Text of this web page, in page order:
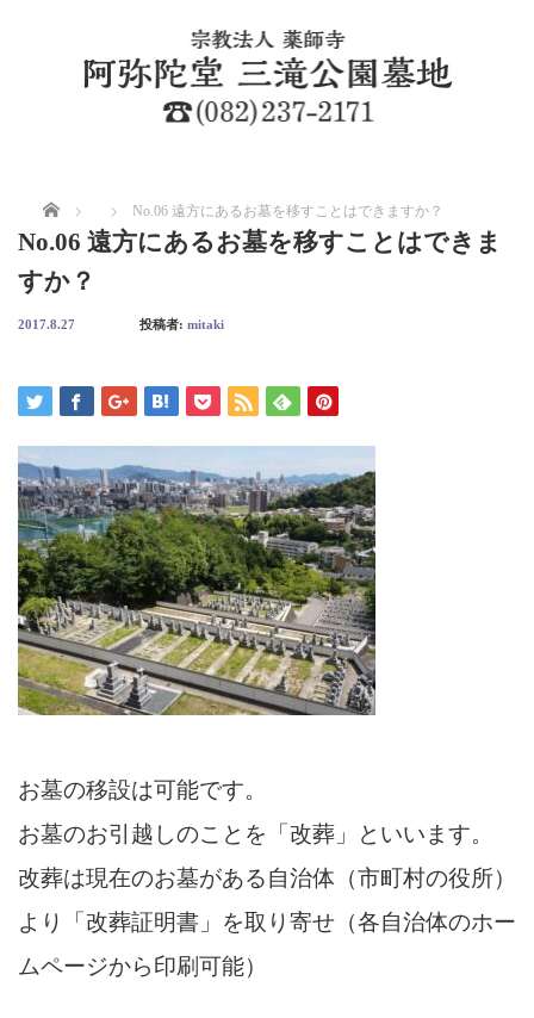
ホーム No.06 遠方にあるお墓を移すことはできますか？
No.06 遠方にあるお墓を移すことはできま
すか？
2017.8.27 投稿者: mitaki
お墓の移設は可能です。
お墓のお引越しのことを「改葬」といいます。
改葬は現在のお墓がある自治体（市町村の役所）
より
「改葬証明書」を取り寄せ（各自治体のホー
ムページから印刷可能）